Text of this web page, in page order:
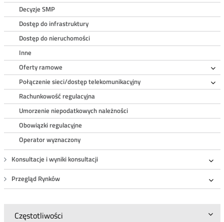
Decyzje SMP
Dostęp do infrastruktury
Dostęp do nieruchomości
Inne
Oferty ramowe
Połączenie sieci/dostęp telekomunikacyjny
Rachunkowość regulacyjna
Umorzenie niepodatkowych należności
Obowiązki regulacyjne
Operator wyznaczony
Konsultacje i wyniki konsultacji
Przegląd Rynków
Częstotliwości